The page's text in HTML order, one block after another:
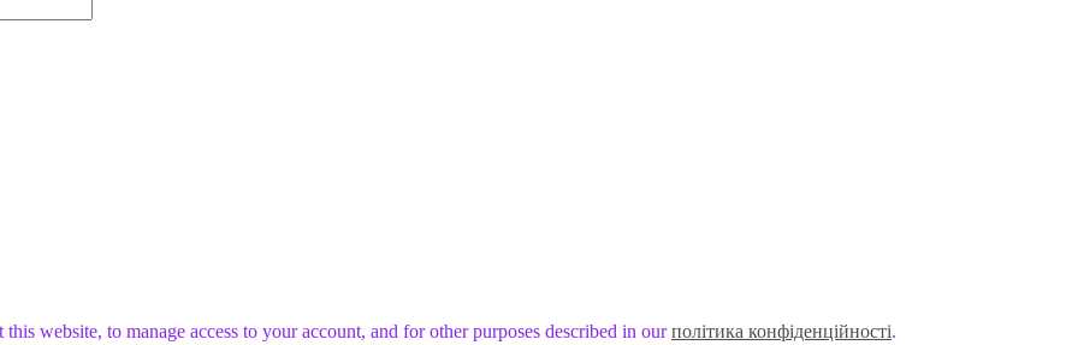
website, to manage access to your account, and for other purposes described in ourполітика конфіденційності.